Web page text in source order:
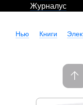
Журналус
Нью Книги